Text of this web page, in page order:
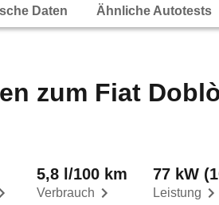
Daten Ähnliche Autotests
zum Fiat
Verbrauch
5,8 l/100 km
Leistung
77 kW